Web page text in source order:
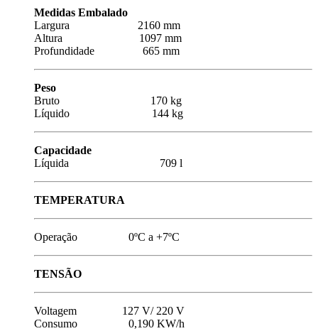
Medidas Embalado
Largura 2160 mm
Altura 1097 mm
Profundidade 665 mm
Peso
Bruto 170 kg
Líquido 144 kg
Capacidade
Líquida 709 l
TEMPERATURA
Operação 0ºC a +7ºC
TENSÃO
Voltagem 127 V/ 220 V
Consumo 0,190 KW/h